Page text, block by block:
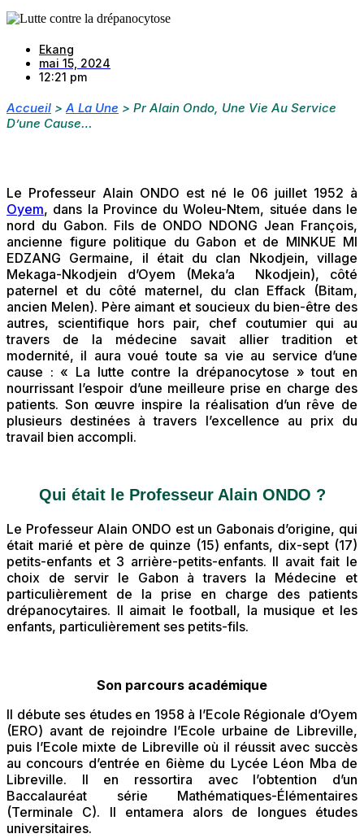
Ekang
mai 15, 2024
12:21 pm
Accueil > A La Une > Pr Alain Ondo, Une Vie Au Service
D’une Cause…
Le Professeur Alain ONDO est né le 06 juillet 1952 à
Oyem, dans la Province du Woleu-Ntem, située dans le
nord du Gabon. Fils de ONDO NDONG Jean François,
ancienne figure politique du Gabon et de MINKUE MI
EDZANG Germaine, il était du clan Nkodjein, village
Mekaga-Nkodjein d’Oyem (Meka’a Nkodjein), côté
paternel et du côté maternel, du clan Effack (Bitam,
ancien Melen). Père aimant et soucieux du bien-être des
autres, scientifique hors pair, chef coutumier qui au
travers de la médecine savait allier tradition et
modernité, il aura voué toute sa vie au service d’une
cause : « La lutte contre la drépanocytose » tout en
nourrissant l’espoir d’une meilleure prise en charge des
patients. Son œuvre inspire la réalisation d’un rêve de
plusieurs destinées à travers l’excellence au prix du
travail bien accompli.
Qui était le Professeur Alain ONDO ?
Le Professeur Alain ONDO est un Gabonais d’origine, qui
était marié et père de quinze (15) enfants, dix-sept (17)
petits-enfants et 3 arrière-petits-enfants. Il avait fait le
choix de servir le Gabon à travers la Médecine et
particulièrement de la prise en charge des patients
drépanocytaires. Il aimait le football, la musique et les
enfants, particulièrement ses petits-fils.
Son parcours académique
Il débute ses études en 1958 à l’Ecole Régionale d’Oyem
(ERO) avant de rejoindre l’Ecole urbaine de Libreville,
puis l’Ecole mixte de Libreville où il réussit avec succès
au concours d’entrée en 6ième du Lycée Léon Mba de
Libreville. Il en ressortira avec l’obtention d’un
Baccalauréat série Mathématiques-Élémentaires
(Terminale C). Il entamera alors de longues études
universitaires.